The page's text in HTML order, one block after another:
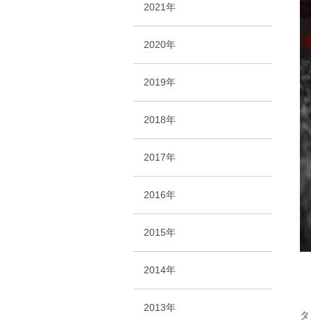
2021年
2020年
2019年
2018年
2017年
2016年
2015年
2014年
2013年